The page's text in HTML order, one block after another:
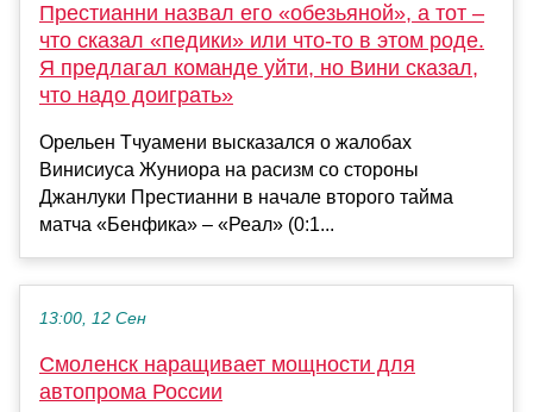
Престианни назвал его «обезьяной», а тот –
что сказал «педики» или что-то в этом роде.
Я предлагал команде уйти, но Вини сказал,
что надо доиграть»
Орельен Тчуамени высказался о жалобах
Винисиуса Жуниора на расизм со стороны
Джанлуки Престианни в начале второго тайма
матча «Бенфика» – «Реал» (0:1...
13:00, 12 Сен
Смоленск наращивает мощности для
автопрома России